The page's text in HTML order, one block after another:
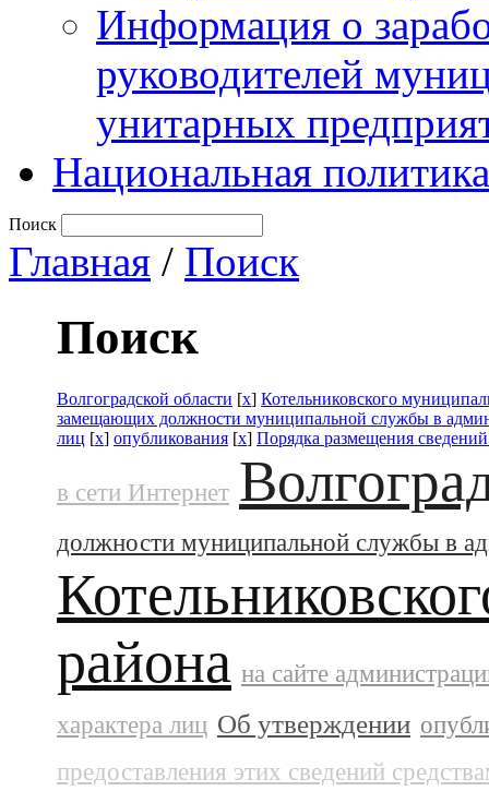
Информация о
руководителей
унитарных
Национальная политика
Поиск
Главная / Поиск
Поиск
Волгоградской области [x] Котельниковского
замещающих должности муниципальной службы в
лиц [x] опубликования [x] Порядка размещения
в сети Интернет
должности муниципальной службы в
района на сайте
характера лиц Об утверждении
предоставления этих сведений